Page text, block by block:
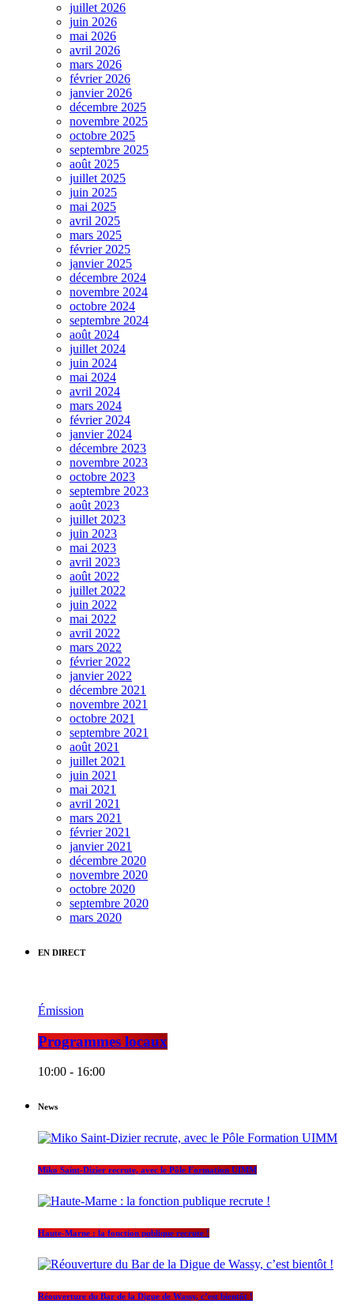
juillet 2026
juin 2026
mai 2026
avril 2026
mars 2026
février 2026
janvier 2026
décembre 2025
novembre 2025
octobre 2025
septembre 2025
août 2025
juillet 2025
juin 2025
mai 2025
avril 2025
mars 2025
février 2025
janvier 2025
décembre 2024
novembre 2024
octobre 2024
septembre 2024
août 2024
juillet 2024
juin 2024
mai 2024
avril 2024
mars 2024
février 2024
janvier 2024
décembre 2023
novembre 2023
octobre 2023
septembre 2023
août 2023
juillet 2023
juin 2023
mai 2023
avril 2023
août 2022
juillet 2022
juin 2022
mai 2022
avril 2022
mars 2022
février 2022
janvier 2022
décembre 2021
novembre 2021
octobre 2021
septembre 2021
août 2021
juillet 2021
juin 2021
mai 2021
avril 2021
mars 2021
février 2021
janvier 2021
décembre 2020
novembre 2020
octobre 2020
septembre 2020
mars 2020
EN DIRECT
Émission
Programmes locaux
10:00 - 16:00
News
Miko Saint-Dizier recrute, avec le Pôle Formation UIMM
Haute-Marne : la fonction publique recrute !
Réouverture du Bar de la Digue de Wassy, c’est bientôt !